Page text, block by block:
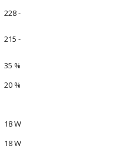
228 -
215 -
35 %
20 %
18 W
18 W